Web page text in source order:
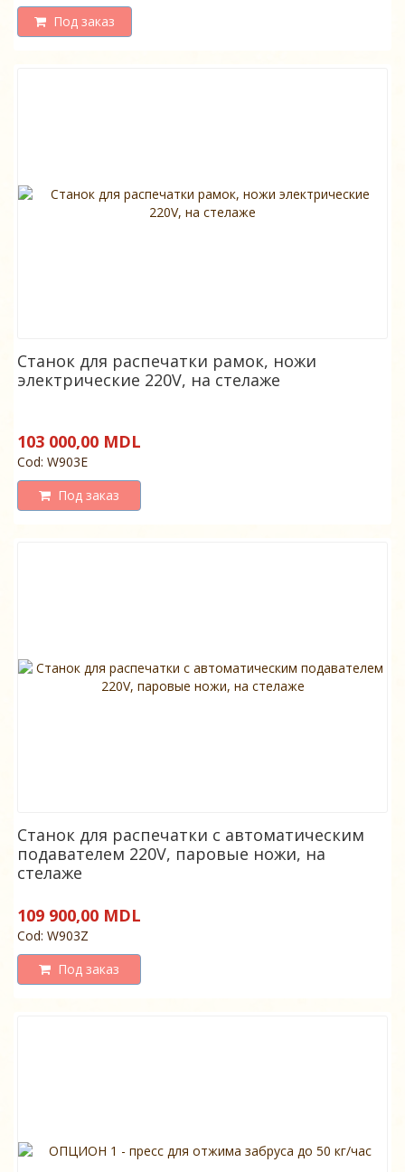
Под заказ
Станок для распечатки рамок, ножи
электрические 220V, на стелаже
103 000,00 MDL
Cod: W903E
Под заказ
Станок для распечатки с автоматическим
подавателем 220V, паровые ножи, на
стелаже
109 900,00 MDL
Cod: W903Z
Под заказ